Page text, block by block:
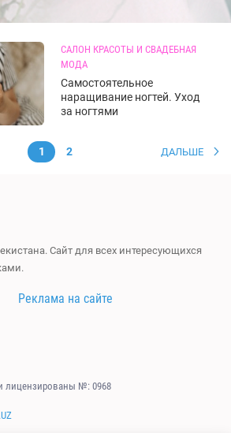
САЛОН КРАСОТЫ И СВАДЕБНАЯ
МОДА
Самостоятельное
наращивание ногтей. Уход
за ногтями
1 2 ДАЛЬШЕ
Сайт для всех интересующихся
Реклама на сайте
лицензированы №: 0968